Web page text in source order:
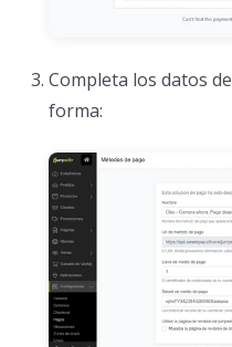
Completa los datos
forma: